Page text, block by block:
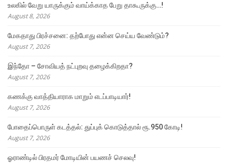
உலகில் வேறு யாருக்கும் வாய்க்காத பேறு தாகூருக்கு…!
August 8, 2026
மேகதாது பிரச்சனை: தற்போது என்ன செய்ய வேண்டும்?
August 7, 2026
இந்தோ – சோவியத் நட்புறவு தழைக்கிறதா?
August 7, 2026
கணக்கு வாத்தியாராக மாறும் எடப்பாடியார்!
August 7, 2026
போதைப்பொருள் கடத்தல்: துப்புக் கொடுத்தால் ரூ.950 கோடி!
August 7, 2026
ஓராண்டில் பிரதமர் மோடியின் பயணச் செலவு!